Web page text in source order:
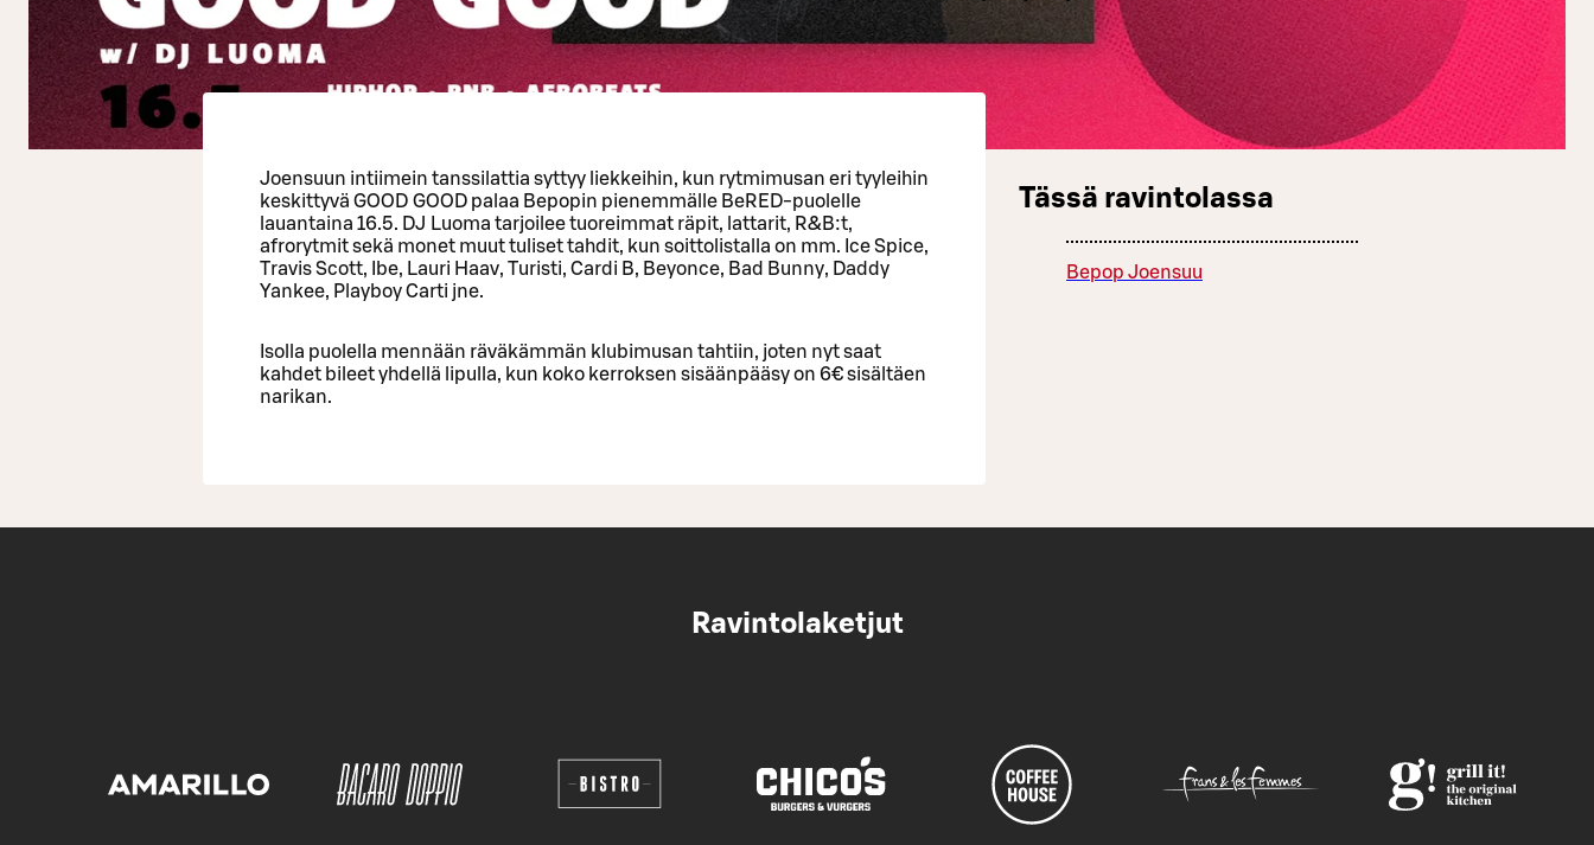
Joensuun intiimein tanssilattia syttyy liekkeihin, kun rytmimusan eri tyyleihin
keskittyvä GOOD GOOD palaa Bepopin pienemmälle BeRED-puolelle
lauantaina 16.5. DJ Luoma tarjoilee tuoreimmat räpit, lattarit, R&B:t,
afrorytmit sekä monet muut tuliset tahdit, kun soittolistalla on mm. Ice Spice,
Travis Scott, Ibe, Lauri Haav, Turisti, Cardi B, Beyonce, Bad Bunny, Daddy
Yankee, Playboy Carti jne.
Isolla puolella mennään räväkämmän klubimusan tahtiin, joten nyt saat
kahdet bileet yhdellä lipulla, kun koko kerroksen sisäänpääsy on 6€ sisältäen
narikan.
Tässä ravintolassa
Bepop Joensuu
Ravintolaketjut